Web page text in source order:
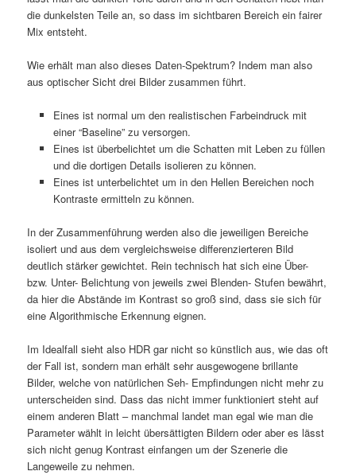
die dunkelsten Teile an, so dass im sichtbaren Bereich ein fairer
Mix entsteht.
Wie erhält man also dieses Daten-Spektrum? Indem man also
aus optischer Sicht drei Bilder zusammen führt.
Eines ist normal um den realistischen Farbeindruck mit
einer “Baseline” zu versorgen.
Eines ist überbelichtet um die Schatten mit Leben zu füllen
und die dortigen Details isolieren zu können.
Eines ist unterbelichtet um in den Hellen Bereichen noch
Kontraste ermitteln zu können.
In der Zusammenführung werden also die jeweiligen Bereiche
isoliert und aus dem vergleichsweise differenzierteren Bild
deutlich stärker gewichtet. Rein technisch hat sich eine Über-
bzw. Unter- Belichtung von jeweils zwei Blenden- Stufen bewährt,
da hier die Abstände im Kontrast so groß sind, dass sie sich für
eine Algorithmische Erkennung eignen.
Im Idealfall sieht also HDR gar nicht so künstlich aus, wie das oft
der Fall ist, sondern man erhält sehr ausgewogene brillante
Bilder, welche von natürlichen Seh- Empfindungen nicht mehr zu
unterscheiden sind. Dass das nicht immer funktioniert steht auf
einem anderen Blatt – manchmal landet man egal wie man die
Parameter wählt in leicht übersättigten Bildern oder aber es lässt
sich nicht genug Kontrast einfangen um der Szenerie die
Langeweile zu nehmen.